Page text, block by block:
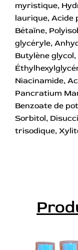
myristique,
laurique, Acide
Bétaïne,
glycéryle,
Butylène
Niacinamide,
Pancratium
Benzoate de
Sorbitol,
trisodique,